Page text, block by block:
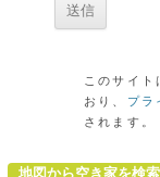
このサイ
おり、
プラ
されます。
地図から空き家を検索